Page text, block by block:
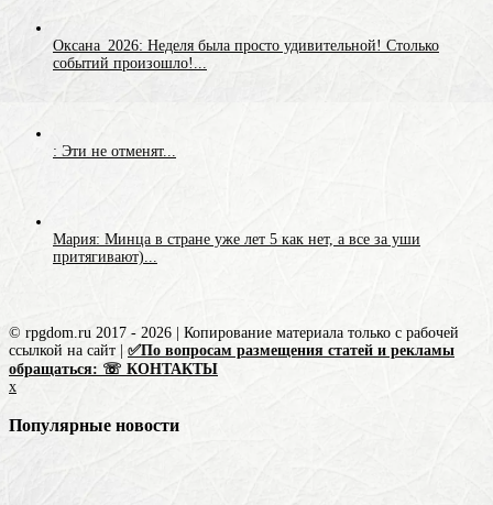
Оксана_2026: Неделя была просто удивительной! Столько
событий произошло!...
: Эти не отменят...
Мария: Минца в стране уже лет 5 как нет, а все за уши
притягивают)...
© rpgdom.ru 2017 - 2026 | Копирование материала только с рабочей
ссылкой на сайт | ✅По вопросам размещения статей и рекламы
обращаться: ☏ КОНТАКТЫ
x
Популярные новости